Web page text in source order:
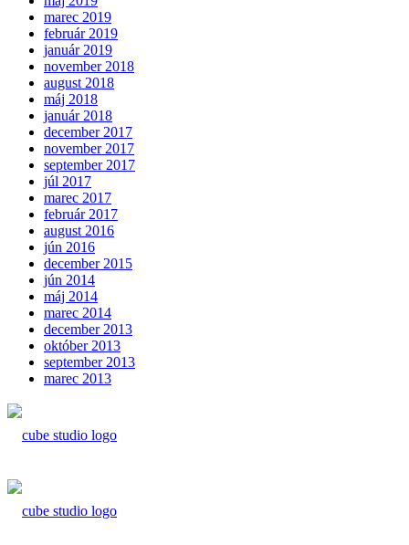
marec 2019
február 2019
január 2019
november 2018
august 2018
máj 2018
január 2018
december 2017
november 2017
september 2017
júl 2017
marec 2017
február 2017
august 2016
jún 2016
december 2015
jún 2014
máj 2014
marec 2014
december 2013
október 2013
september 2013
marec 2013